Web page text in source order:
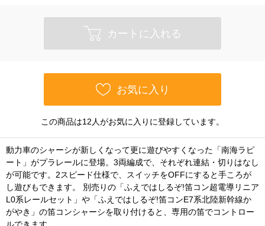
カートに入れる
お気に入り
この商品は12人がお気に入りに登録しています。
動力車のシャーシが新しくなって更に遊びやすくなった「南海ラピ
ート」がプラレールに登場。3両編成で、それぞれ連結・切りはなし
が可能です。2スピード仕様で、スイッチをOFFにすると手ころが
し遊びもできます。 別売りの「ふえではしるぞ!笛コン超電導リニア
L0系レールセット」や「ふえではしるぞ!笛コンE7系北陸新幹線か
がやき」の笛コンシャーシを取り付けると、専用の笛でコントロー